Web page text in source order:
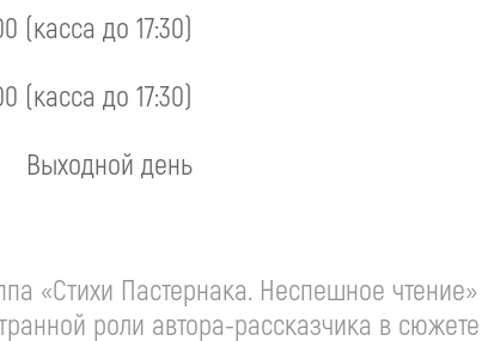
(касса до 17:30)
(касса до 17:30)
Выходной день
«Стихи Пастернака. Неспешное
роли автора-рассказчика в